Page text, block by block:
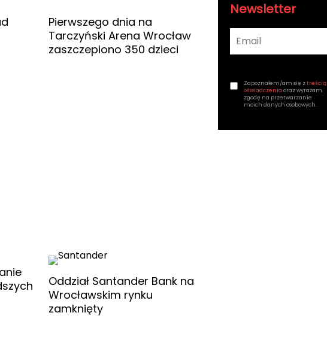
Pierwszego dnia na
Tarczyński Arena Wrocław
zaszczepiono 350 dzieci
Oddział Santander Bank na
Wrocławskim rynku
zamknięty
Newsletter
Zapoznałem/am się ztreścią
oświadczenia oraz wyrażam
zgodę na przetwarzanie
moich danych osobowych.